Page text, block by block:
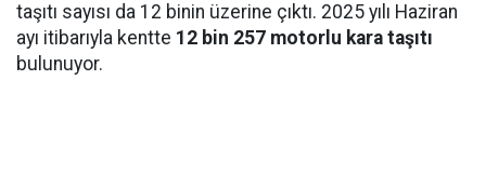
taşıtı sayısı da 12 binin üzerine çıktı. 2025 yılı Haziran
ayı itibarıyla kentte 12 bin 257 motorlu kara taşıtı
bulunuyor.